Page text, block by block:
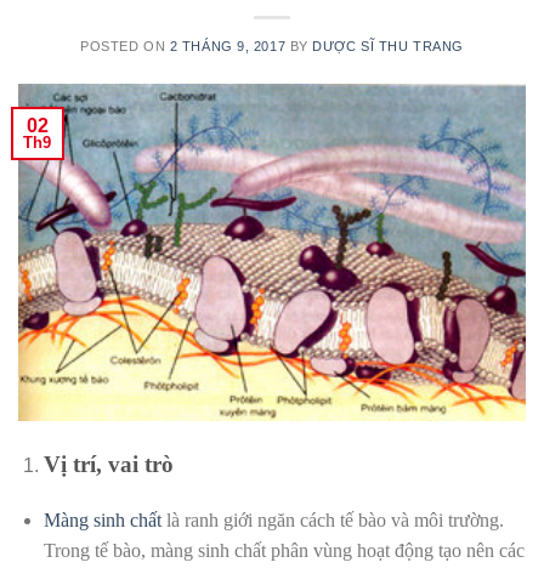
POSTED ON 2 THÁNG 9, 2017 BY DƯỢC SĨ THU TRANG
02
Th9
Vị trí, vai trò
Màng sinh chấtlà ranh giới ngăn cách tế bào và môi trường.
Trong tế bào, màng sinh chất phân vùng hoạt động tạo nên các